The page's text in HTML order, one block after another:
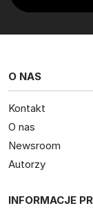
O NAS
Kontakt
O nas
Newsroom
Autorzy
INFORMACJE